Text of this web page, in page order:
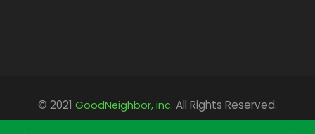
© 2021 GoodNeighbor, inc. All Rights Reserved.